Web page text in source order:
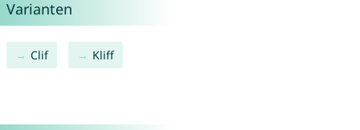
Varianten
Clif Kliff